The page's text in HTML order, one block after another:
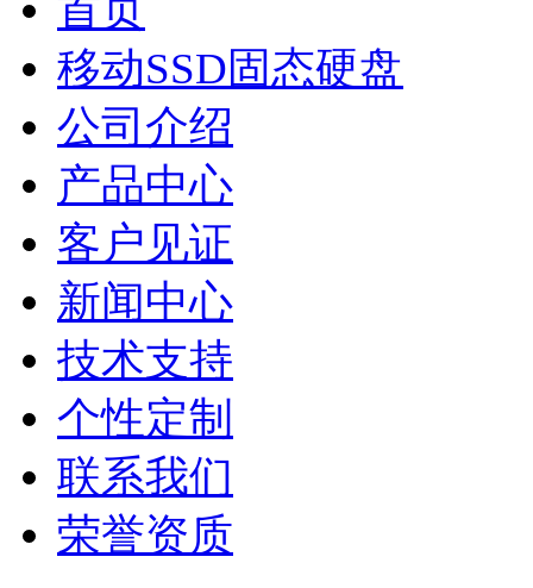
首页
移动SSD固态硬盘
公司介绍
产品中心
客户见证
新闻中心
技术支持
个性定制
联系我们
荣誉资质